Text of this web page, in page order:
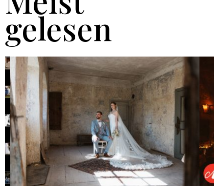
gelesen